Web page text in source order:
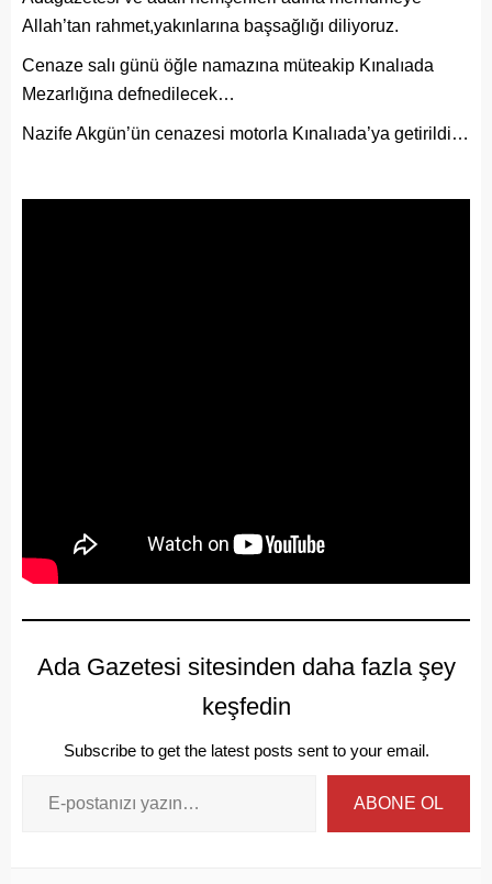
Allah’tan rahmet,yakınlarına başsağlığı diliyoruz.
Cenaze salı günü öğle namazına müteakip Kınalıada
Mezarlığına defnedilecek…
Nazife Akgün’ün cenazesi motorla Kınalıada’ya getirildi…
Ada Gazetesi sitesinden daha fazla şey
keşfedin
Subscribe to get the latest posts sent to your email.
ABONE OL